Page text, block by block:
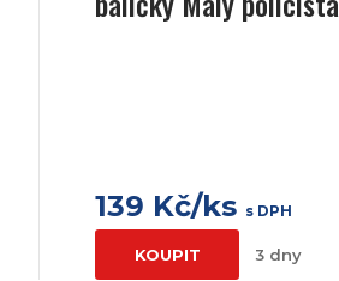
139 Kč/ks s DPH
KOUPIT 3 dny